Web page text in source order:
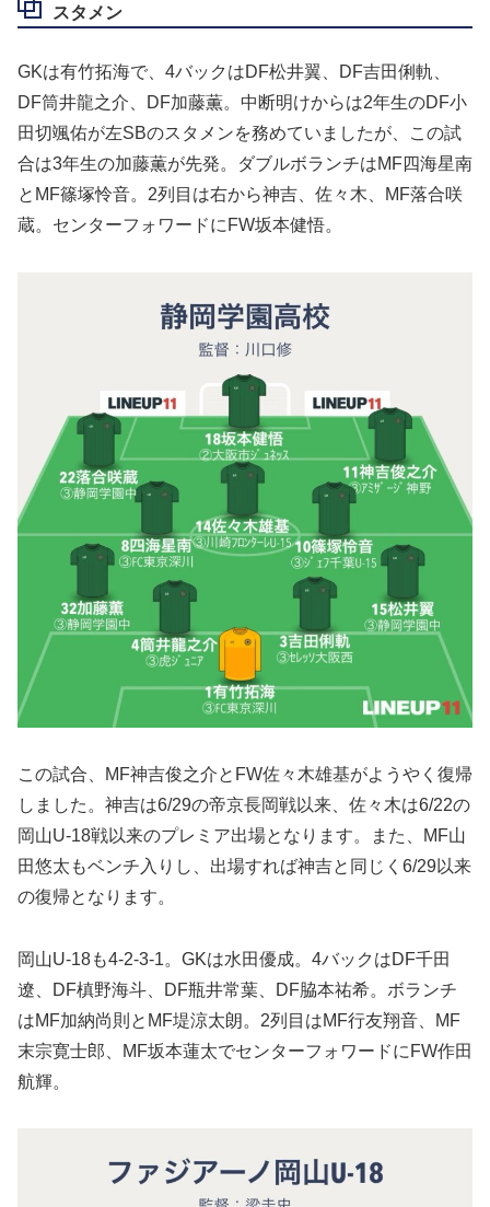
スタメン
GKは有竹拓海で、4バックはDF松井翼、DF吉田俐軌、
DF筒井龍之介、DF加藤薫。中断明けからは2年生のDF小
田切颯佑が左SBのスタメンを務めていましたが、この試
合は3年生の加藤薫が先発。ダブルボランチはMF四海星南
とMF篠塚怜音。2列目は右から神吉、佐々木、MF落合咲
蔵。センターフォワードにFW坂本健悟。
この試合、MF神吉俊之介とFW佐々木雄基がようやく復帰
しました。神吉は6/29の帝京長岡戦以来、佐々木は6/22の
岡山U-18戦以来のプレミア出場となります。また、MF山
田悠太もベンチ入りし、出場すれば神吉と同じく6/29以来
の復帰となります。
岡山U-18も4-2-3-1。GKは水田優成。4バックはDF千田
遼、DF槙野海斗、DF瓶井常葉、DF脇本祐希。ボランチ
はMF加納尚則とMF堤涼太朗。2列目はMF行友翔音、MF
末宗寛士郎、MF坂本蓮太でセンターフォワードにFW作田
航輝。